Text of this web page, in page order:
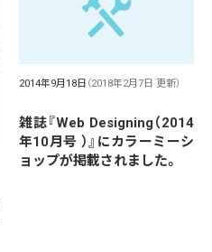
2014年9月18日 （2018年2月7日 更新）
雑誌『Web Designing（2014
年10月号 ）』にカラーミーシ
ョップが掲載されました。